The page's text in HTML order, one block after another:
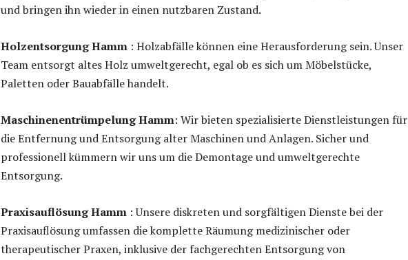
und bringen ihn wieder in einen nutzbaren Zustand.
Holzentsorgung Hamm : Holzabfälle können eine Herausforderung sein. Unser
Team entsorgt altes Holz umweltgerecht, egal ob es sich um Möbelstücke,
Paletten oder Bauabfälle handelt.
Maschinenentrümpelung Hamm: Wir bieten spezialisierte Dienstleistungen für
die Entfernung und Entsorgung alter Maschinen und Anlagen. Sicher und
professionell kümmern wir uns um die Demontage und umweltgerechte
Entsorgung.
Praxisauflösung Hamm : Unsere diskreten und sorgfältigen Dienste bei der
Praxisauflösung umfassen die komplette Räumung medizinischer oder
therapeutischer Praxen, inklusive der fachgerechten Entsorgung von